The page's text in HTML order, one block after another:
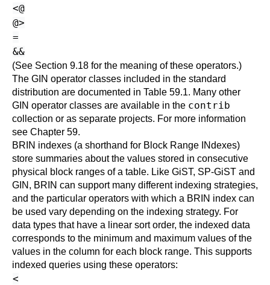
<@
@>
=
&&
(See Section 9.18 for the meaning of these operators.)
The GIN operator classes included in the standard
distribution are documented in Table 59.1. Many other
GIN operator classes are available in the contrib
collection or as separate projects. For more information
see Chapter 59.
BRIN indexes (a shorthand for Block Range INdexes)
store summaries about the values stored in consecutive
physical block ranges of a table. Like GiST, SP-GiST and
GIN, BRIN can support many different indexing strategies,
and the particular operators with which a BRIN index can
be used vary depending on the indexing strategy. For
data types that have a linear sort order, the indexed data
corresponds to the minimum and maximum values of the
values in the column for each block range. This supports
indexed queries using these operators:
<